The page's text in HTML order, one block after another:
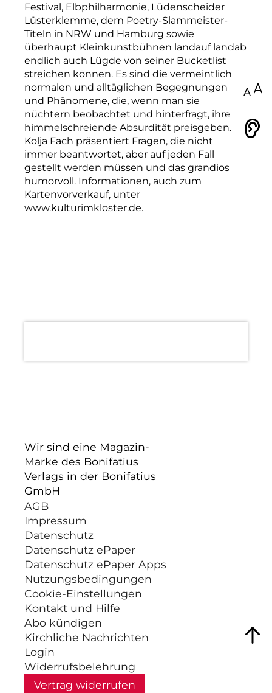
Festival, Elbphilharmonie, Lüdenscheider
Lüsterklemme, dem Poetry-Slammeister-
Titeln in NRW und Hamburg sowie
überhaupt Kleinkunstbühnen landauf landab
endlich auch Lügde von seiner Bucketlist
streichen können. Es sind die vermeintlich
normalen und alltäglichen Begegnungen
und Phänomene, die, wenn man sie
nüchtern beobachtet und hinterfragt, ihre
himmelschreiende Absurdität preisgeben.
Kolja Fach präsentiert Fragen, die nicht
immer beantwortet, aber auf jeden Fall
gestellt werden müssen und das grandios
humorvoll. Informationen, auch zum
Kartenvorverkauf, unter
www.kulturimkloster.de.
Wir sind eine Magazin-
Marke des Bonifatius
Verlags in der Bonifatius
GmbH
AGB
Impressum
Datenschutz
Datenschutz ePaper
Datenschutz ePaper Apps
Nutzungsbedingungen
Cookie-Einstellungen
Kontakt und Hilfe
Abo kündigen
Kirchliche Nachrichten
Login
Widerrufsbelehrung
Vertrag widerrufen
100
Vorlesen